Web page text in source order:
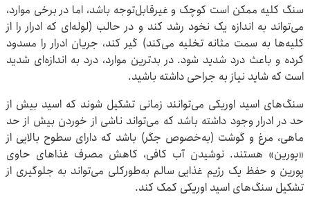
سنگ کلیه ممکن است کوچک و غیرقابل‌توجه باشد، اما در برخی موارد،
می‌تواند به اندازه یک نخود رشد کند و در حالب (لوله‌ای که ادرار را از
کلیه‌ها به سمت مثانه تخلیه می‌کند) گیر کند، جریان ادرار را مسدود
کرده و باعث درد شدید شود. در بدترین موارد، درد به اندازه‌ای شدید
است که شاید نیاز به جراحی داشته باشید.
سنگ‌های اسید اوریکی می‌توانند زمانی تشکیل شوند که اسید بیش‌ از
حد در ادرار وجود داشته باشد که می‌تواند ناشی از خوردن بیش از حد
ماهی، مرغ و گوشت (به‌خصوص جگر) باشد که دارای سطوح بالایی از
«پورین» هستند. نوشیدن آب کافی، کاهش مصرف غذاهای حاوی
پورین و حفظ یک رژیم غذایی سالم به‌طورکلی می‌تواند به جلوگیری از
تشکیل سنگ‌های اسید اوریکی کمک کند.